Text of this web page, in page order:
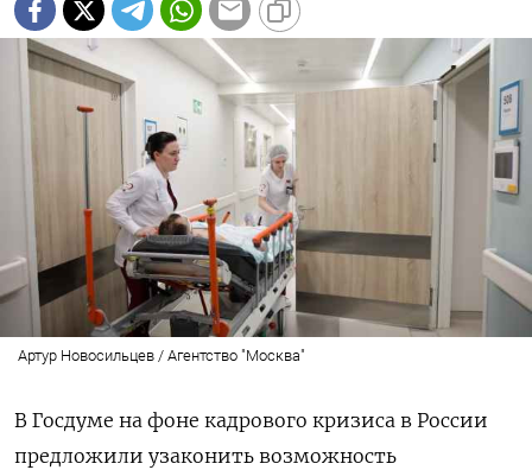
Артур Новосильцев / Агентство "Москва"
В Госдуме на фоне кадрового кризиса в России
предложили узаконить возможность